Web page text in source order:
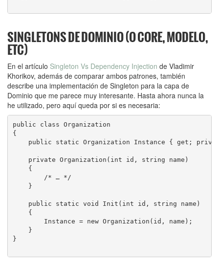
SINGLETONS DE DOMINIO (O CORE, MODELO,
ETC)
En el artículo Singleton Vs Dependency Injection de Vladimir
Khorikov, además de comparar ambos patrones, también
describe una implementación de Singleton para la capa de
Dominio que me parece muy interesante. Hasta ahora nunca la
he utilizado, pero aquí queda por si es necesaria:
public class Organization
{
public static Organization Instance { get;
    private Organization(int id, string name)
    {
        /* … */
    }
    public static void Init(int id, string name)
    {
        Instance = new Organization(id, name);
    }
}